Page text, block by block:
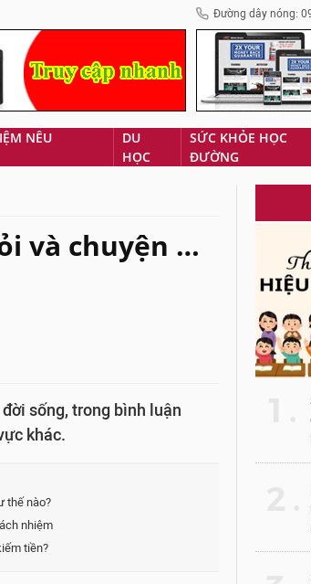
Đường dây nóng:
NÊU
DU
HỌC
SỨC KHỎE HỌC
ĐƯỜNG
và chuyện …
sống, trong bình luận
khác.
thế nào?
nhiệm
tiền?